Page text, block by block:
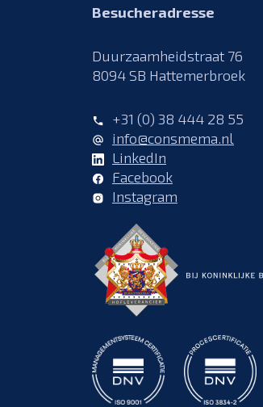
Besucheradresse
Duurzaamheidstraat 76
8094 SB Hattemerbroek
+31 (0) 38 444 28 55
info@consmema.nl
LinkedIn
Facebook
Instagram